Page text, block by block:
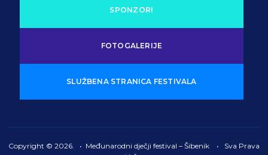
SPONZORI
FOTOGALERIJE
SLUŽBENA STRANICA FESTIVALA
Copyright © 2026. • Međunarodni dječji festival – Šibenik • Sva Prava